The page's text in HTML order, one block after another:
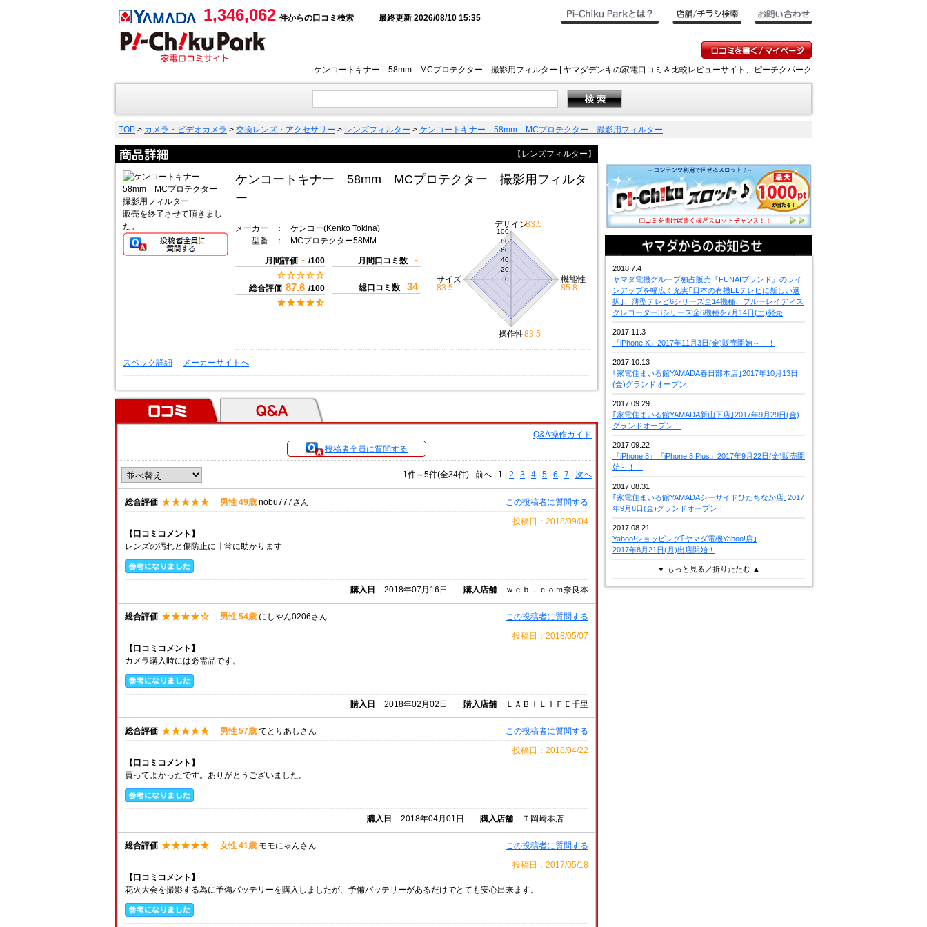
1,346,062 件からの口コミ検索 最終更新 2026/08/10 15:35
ケンコートキナー 58mm MCプロテクター 撮影用フィルター | ヤマダデンキの家電口コミ＆比較レビューサイト、ピーチクパーク
TOP > カメラ・ビデオカメラ > 交換レンズ・アクセサリー > レンズフィルター > ケンコートキナー 58mm MCプロテクター 撮影用フィルター
【レンズフィルター】
販売を終了させて頂きまし
た。
ケンコートキナー 58mm MCプロテクター 撮影用フィルタ
ー
メーカー ：
ケンコー(Kenko Tokina)
型番
： MCプロテクター58MM
月間評価 - /100
総合評価 87.6 /100
月間口コミ数 -
総口コミ数 34
0
20
40
60
80
100
デザイン83.5
機能性
85.8
操作性83.5
サイズ
83.5
スペック詳細 メーカーサイトへ
Q&A操作ガイド
投稿者全員に質問する
1件～5件(全34件) 前へ 1 | 2 3 4 5 6 7 次へ
総合評価 男性 49歳 nobu777さん
この投稿者に質問する
投稿日：2018/09/04
【口コミコメント】
レンズの汚れと傷防止に非常に助かります
購入日 2018年07月16日 購入店舗 ｗｅｂ．ｃｏｍ奈良本
総合評価 男性 54歳 にしやん0206さん
この投稿者に質問する
投稿日：2018/05/07
【口コミコメント】
カメラ購入時には必需品です。
購入日 2018年02月02日 購入店舗 ＬＡＢＩＬＩＦＥ千里
総合評価 男性 57歳 てとりあしさん
この投稿者に質問する
投稿日：2018/04/22
【口コミコメント】
買ってよかったです。ありがとうございました。
購入日 2018年04月01日 購入店舗 Ｔ岡崎本店
総合評価 女性 41歳 モモにゃんさん
この投稿者に質問する
投稿日：2017/05/18
【口コミコメント】
花火大会を撮影する為に予備バッテリーを購入しましたが、予備バッテリーがあるだけでとても安心出来ます。
2018.7.4
ヤマダ電機グループ独占販売『FUNAIブランド』のライ
ンアップを幅広く充実｢日本の有機ELテレビに新しい選
択｣、薄型テレビ6シリーズ全14機種、ブルーレイディス
クレコーダー3シリーズ全6機種を7月14日(土)発売
2017.11.3
『iPhone X』2017年11月3日(金)販売開始～！！
2017.10.13
｢家電住まいる館YAMADA春日部本店｣2017年10月13日
(金)グランドオープン！
2017.09.29
｢家電住まいる館YAMADA新山下店｣2017年9月29日(金)
グランドオープン！
2017.09.22
『iPhone 8』『iPhone 8 Plus』2017年9月22日(金)販売開
始～！！
2017.08.31
｢家電住まいる館YAMADAシーサイドひたちなか店｣2017
年9月8日(金)グランドオープン！
2017.08.21
Yahoo!ショッピング｢ヤマダ電機Yahoo!店｣
2017年8月21日(月)出店開始！
▼ もっと見る／折りたたむ ▲